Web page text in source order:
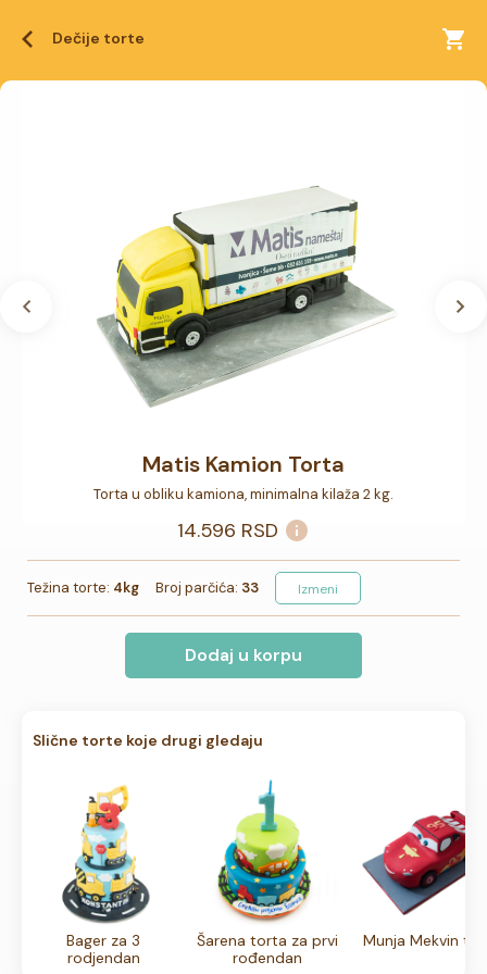
Dečije torte
Matis Kamion Torta
Torta u obliku kamiona, minimalna kilaža 2 kg.
14.596 RSD
Težina torte: 4kg Broj parčića: 33 Izmeni
Dodaj u korpu
Slične torte koje drugi gledaju
Bager za 3
rodjendan
Šarena torta za prvi
rođendan
Munja Mekvin